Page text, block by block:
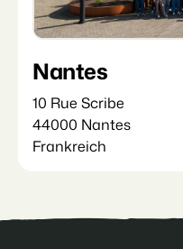
Nantes
10 Rue Scribe
44000 Nantes
Frankreich